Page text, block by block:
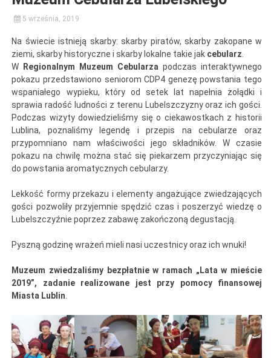
5 września, 2019
Na świecie istnieją skarby: skarby piratów, skarby zakopane w
ziemi, skarby historyczne i skarby lokalne takie jak cebularz
W
Regionalnym Muzeum Cebularza podczas interaktywnego
pokazu przedstawiono seniorom CDP4 genezę powstania tego
wspaniałego wypieku, który od setek lat napełnia żołądki i
sprawia radość ludności z terenu Lubelszczyzny oraz ich gości.
Podczas wizyty dowiedzieliśmy się o ciekawostkach z historii
Lublina, poznaliśmy legendę i przepis na cebularze oraz
przypomniano nam właściwości jego składników. W czasie
pokazu na chwilę można stać się piekarzem przyczyniając się
do powstania aromatycznych cebularzy.
Lekkość formy przekazu i elementy angażujące zwiedzających
gości pozwoliły przyjemnie spędzić czas i poszerzyć wiedzę o
Lubelszczyźnie poprzez zabawę zakończoną degustacją.
Pyszną godzinę wrażeń mieli nasi uczestnicy oraz ich wnuki!
Muzeum zwiedzaliśmy bezpłatnie w ramach „Lata w mieście
2019”, zadanie realizowane jest przy pomocy finansowej
Miasta Lublin